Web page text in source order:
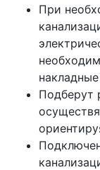
При
Подберут